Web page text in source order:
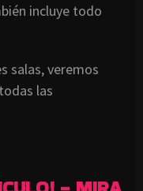
incluye todo
salas, veremos
las